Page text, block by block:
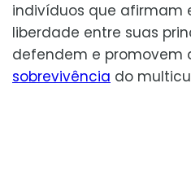
indivíduos que afirmam
liberdade entre suas
defendem e promovem
sobrevivência do